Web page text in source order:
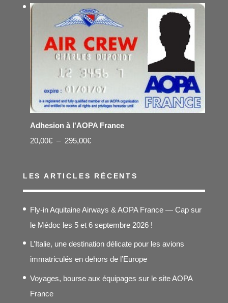
Adhesion à l'AOPA France
20,00€ – 295,00€Plage
prix :
295,00€
LES ARTICLES RÉCENTS
Fly-in Aquitaine Airways & AOPA France — Cap sur
le Médoc les 5 et 6 septembre 2026 !
L’Italie, une destination délicate pour les avions
immatriculés en dehors de l’Europe
Voyages, bourse aux équipages sur le site AOPA
France